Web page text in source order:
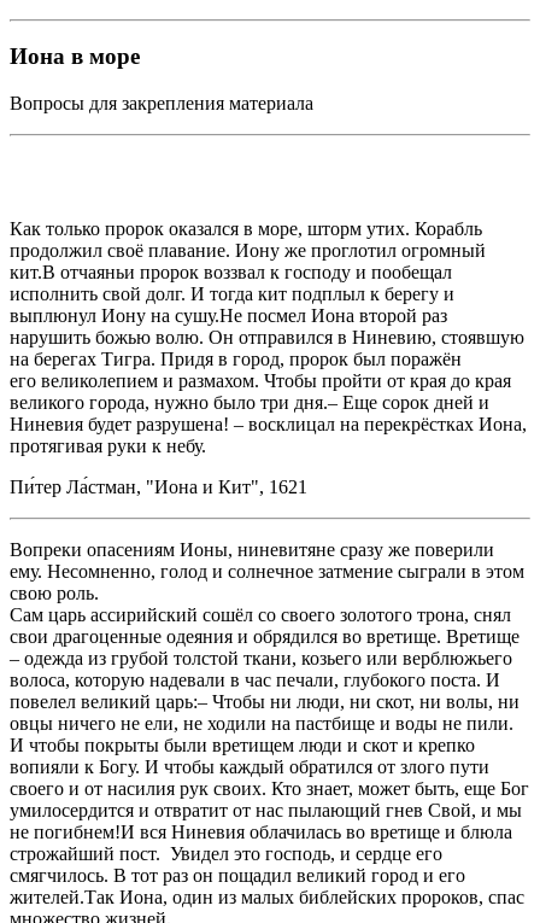
Иона в море
Вопросы для закрепления материала
Как только пророк оказался в море, шторм утих. Корабль
продолжил своё плавание. Иону же проглотил огромный
кит.В отчаяньи пророк воззвал к господу и пообещал
исполнить свой долг. И тогда кит подплыл к берегу и
выплюнул Иону на сушу.Не посмел Иона второй раз
нарушить божью волю. Он отправился в Ниневию, стоявшую
на берегах Тигра. Придя в город, пророк был поражён
его великолепием и размахом. Чтобы пройти от края до края
великого города, нужно было три дня.– Еще сорок дней и
Ниневия будет разрушена! – восклицал на перекрёстках Иона,
протягивая руки к небу.
Пи́тер Ла́стман, "Иона и Кит", 1621
Вопреки опасениям Ионы, ниневитяне сразу же поверили
ему. Несомненно, голод и солнечное затмение сыграли в этом
свою роль.
Сам царь ассирийский сошёл со своего золотого трона, снял
свои драгоценные одеяния и обрядился во вретище. Вретище
– одежда из грубой толстой ткани, козьего или верблюжьего
волоса, которую надевали в час печали, глубокого поста. И
повелел великий царь:– Чтобы ни люди, ни скот, ни волы, ни
овцы ничего не ели, не ходили на пастбище и воды не пили.
И чтобы покрыты были вретищем люди и скот и крепко
вопияли к Богу. И чтобы каждый обратился от злого пути
своего и от насилия рук своих. Кто знает, может быть, еще Бог
умилосердится и отвратит от нас пылающий гнев Свой, и мы
не погибнем!И вся Ниневия облачилась во вретище и блюла
строжайший пост. Увидел это господь, и сердце его
смягчилось. В тот раз он пощадил великий город и его
жителей.Так Иона, один из малых библейских пророков, спас